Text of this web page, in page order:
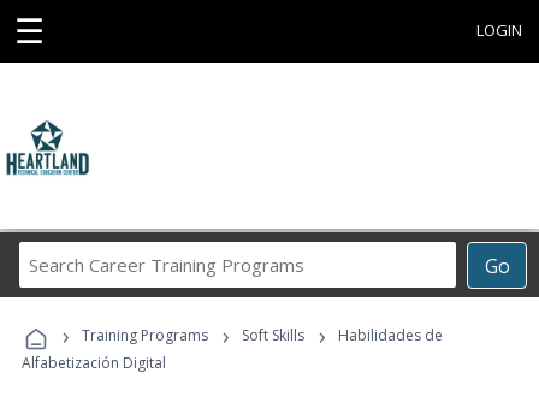
☰ LOGIN
Go
Career
Programs
› Training Programs › Soft Skills ›
Habilidades de
Alfabetización Digital